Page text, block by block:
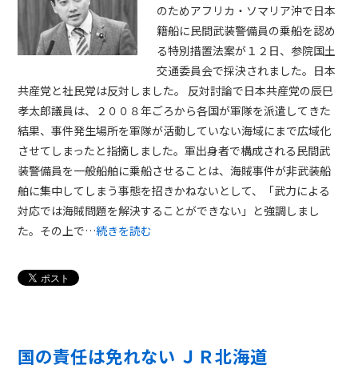
のためアフリカ・ソマリア沖で日本
籍船に民間武装警備員の乗船を認め
る特別措置法案が１２日、参院国土
交通委員会で採決されました。日本
共産党と社民党は反対しました。 反対討論で日本共産党の辰巳
孝太郎議員は、２００８年ごろから各国が軍隊を派遣してきた
結果、事件発生場所を軍隊が活動していない海域にまで広域化
させてしまったと指摘しました。軍出身者で構成される民間武
装警備員を一般船舶に乗船させることは、海賊事件が非武装船
舶に集中してしまう事態を招きかねないとして、「武力による
対応では海賊問題を解決することができない」と強調しまし
た。その上で…続きを読む
国の責任は免れない ＪＲ北海道